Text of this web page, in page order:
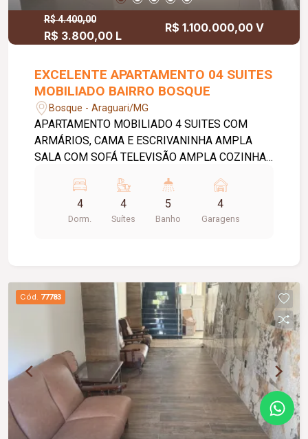
R$ 4.400,00
R$ 3.800,00 L
R$ 1.100.000,00 V
EXCELENTE APARTAMENTO 04 SUITES
MOBILIADO BAIRRO BOSQUE
Bosque - Araguari/MG
APARTAMENTO MOBILIADO 4 SUITES COM
ARMÁRIOS, CAMA E ESCRIVANINHA AMPLA
SALA COM SOFÁ TELEVISÃO AMPLA COZINHA
UTENSÍLIOS LAVABO LAVANDERIA COM
TANQUE GARAGEM PARA 4 VEICULOS PORTAO
ELETRONICO
4
Dorm.
4
Suítes
5
Banho
4
Garagens
Cód. 77783